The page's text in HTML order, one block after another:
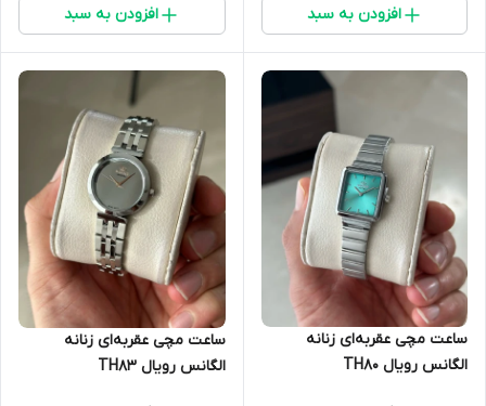
افزودن به سبد افزودن به سبد
ساعت مچی عقربه‌ای زنانه
الگانس رویال TH80
ساعت مچی عقربه‌ای زنانه
الگانس رویال TH83